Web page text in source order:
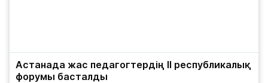
Астанада жас педагогтердің ІІ республикалық
форумы басталды